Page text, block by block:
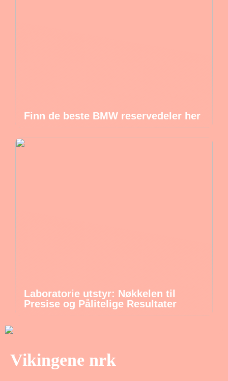
Finn de beste BMW reservedeler her
Laboratorie utstyr: Nøkkelen til
Presise og Pålitelige Resultater
Vikingene nrk